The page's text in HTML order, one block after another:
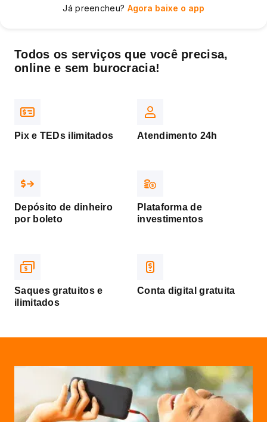
Já preencheu? Agora baixe o app
Todos os serviços que você precisa,
online e sem burocracia!
Pix e TEDs ilimitados Atendimento 24h
Depósito de dinheiro
por boleto
Plataforma de
investimentos
Saques gratuitos e
ilimitados
Conta digital gratuita